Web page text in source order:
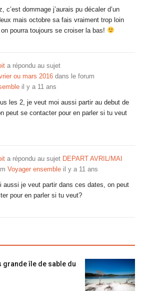
c’est dommage j’aurais pu décaler d’un
mais octobre sa fais vraiment trop loin
pourra toujours se croiser la bas!
a répondu au sujet
ou mars 2016 dans le forum
il y a 11 ans
les 2, je veut moi aussi partir au debut de
peut se contacter pour en parler si tu veut
a répondu au sujet DEPART AVRIL/MAI
Voyager ensemble il y a 11 ans
aussi je veut partir dans ces dates, on peut
pour en parler si tu veut?
grande île de sable du